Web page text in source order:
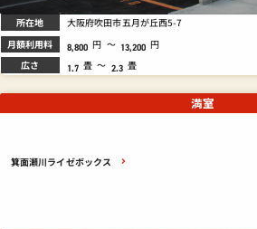
所在地 大阪府吹田市五月が丘西5-7
月額利用料 8,800 円 ～ 13,200 円
広さ 1.7 畳 ～ 2.3 畳
箕面瀬川ライゼボックス
満室